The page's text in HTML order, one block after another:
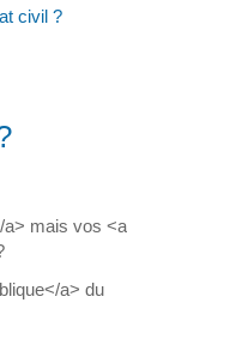
civil ?
a> mais vos <a
a> du